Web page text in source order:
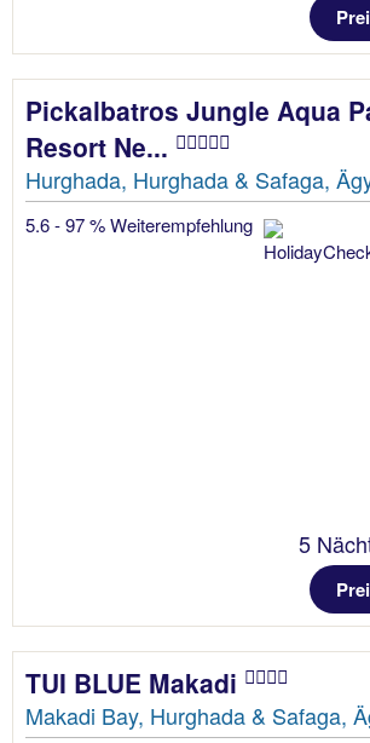
Pickalbatros Jungle Aqua
Resort Ne...
Hurghada, Hurghada & Safaga,
5.6 - 97 % Weiterempfehlung
5
TUI BLUE Makadi
Makadi Bay, Hurghada & Safaga,